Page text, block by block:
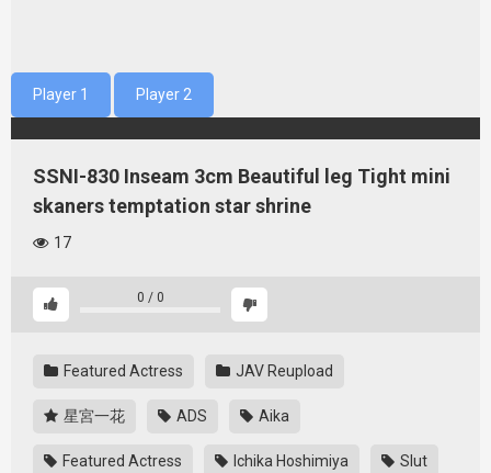
Player 1 Player 2
SSNI-830 Inseam 3cm Beautiful leg Tight mini
skaners temptation star shrine
17
0 / 0
Featured Actress JAV Reupload
星宮一花 ADS Aika
Featured Actress Ichika Hoshimiya Slut